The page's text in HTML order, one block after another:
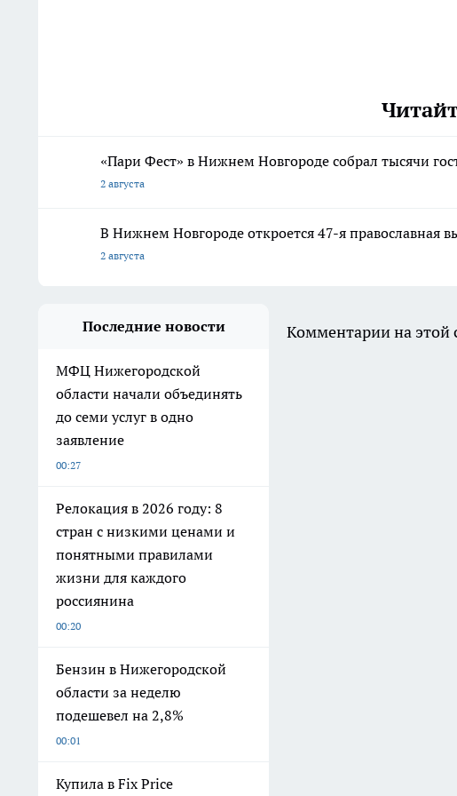
«Пари Фест» в Нижнем Новгороде собрал тысячи
2 августа
В Нижнем Новгороде откроется 47-я православная
2 августа
Последние новости
МФЦ Нижегородской
области начали объединять
до семи услуг в одно
заявление
00:27
Релокация в 2026 году: 8
стран с низкими ценами и
понятными правилами
жизни для каждого
россиянина
00:20
Бензин в Нижегородской
области за неделю
подешевел на 2,8%
00:01
Купила в Fix Price
Комментарии на этой